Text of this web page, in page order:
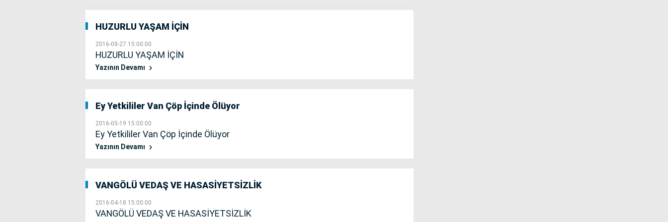
HUZURLU YAŞAM İÇİN
2016-08-27 15:00:00
HUZURLU YAŞAM İÇİN
Yazının Devamı
Ey Yetkililer Van Çöp İçinde Ölüyor
2016-05-19 15:00:00
Ey Yetkililer Van Çöp İçinde Ölüyor
Yazının Devamı
VANGÖLÜ VEDAŞ VE HASASİYETSİZLİK
2016-04-18 15:00:00
VANGÖLÜ VEDAŞ VE HASASİYETSİZLİK